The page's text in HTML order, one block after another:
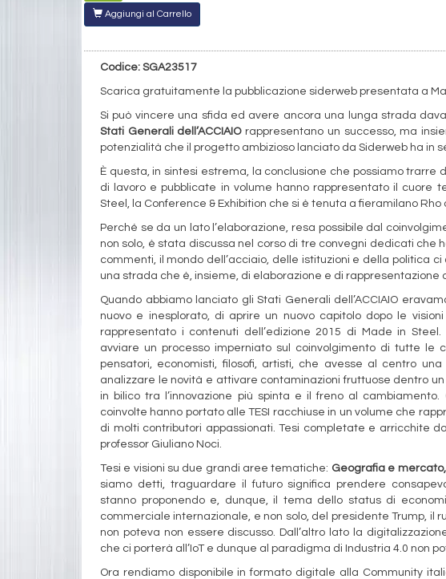
Aggiungi al Carrello
Codice: SGA23517
Scarica gratuitamente la pubblicazione siderweb presentata a
Si può vincere una sfida ed avere ancora una lunga strada
Stati Generali dell’ACCIAIOrappresentano un successo, ma
potenzialità che il progetto ambizioso lanciato da Siderweb ha in
È questa, in sintesi estrema, la conclusione che possiamo trarre
di lavoro e pubblicate in volume hanno rappresentato il cuore
Steel, la Conference & Exhibition che si è tenuta a fieramilano Rho
Perché se da un lato l’elaborazione, resa possibile dal
non solo, è stata discussa nel corso di tre convegni dedicati che
commenti, il mondo dell’acciaio, delle istituzioni e della politica
una strada che è, insieme, di elaborazione e di rappresentazione
Quando abbiamo lanciato gli Stati Generali dell’ACCIAIO
nuovo e inesplorato, di aprire un nuovo capitolo dopo le
rappresentato i contenuti dell’edizione 2015 di Made in
avviare un processo imperniato sul coinvolgimento di tutte le
pensatori, economisti, filosofi, artisti, che avesse al centro
analizzare le novità e attivare contaminazioni fruttuose dentro
in bilico tra l’innovazione più spinta e il freno al
coinvolte hanno portato alle TESI racchiuse in un volume che
di molti contributori appassionati. Tesi completate e arricchite
professor Giuliano Noci.
Tesi e visioni su due grandi aree tematiche: Geografia e
siamo detti, traguardare il futuro significa prendere
stanno proponendo e, dunque, il tema dello status di
commerciale internazionale, e non solo, del presidente Trump, il
non poteva non essere discusso. Dall’altro lato la
che ci porterà all’IoT e dunque al paradigma di Industria 4.0 non
Ora rendiamo disponibile in formato digitale alla Community